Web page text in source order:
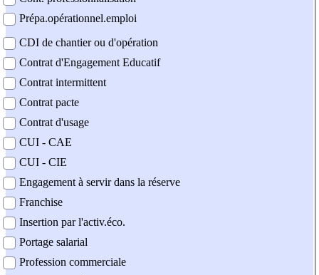
Prépa.opérationnel.emploi
CDI de chantier ou d'opération
Contrat d'Engagement Educatif
Contrat intermittent
Contrat pacte
Contrat d'usage
CUI - CAE
CUI - CIE
Engagement à servir dans la réserve
Franchise
Insertion par l'activ.éco.
Portage salarial
Profession commerciale